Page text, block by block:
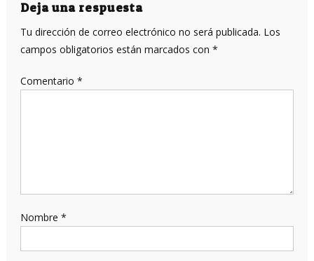
entradas
Deja una respuesta
Tu dirección de correo electrónico no será publicada. Los
campos obligatorios están marcados con *
Comentario *
Nombre *